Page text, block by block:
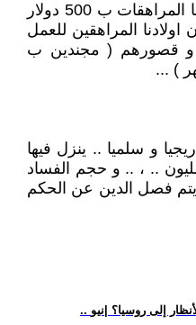
شيوخ البترول ( يتزوجون ) بناتنا المراهقات ب 500 دولار
المراهقين للعمل
و قصورهم ( مجندين ب
100 عام .. تدريجيا و سلميا .. ينزل فيها
من 90 مليون الى 15 مليون .. ، .. و حجم الفساد
% .. ، .. و يتم فصل الدين عن الحكم
إلى روسيا؟ |نيو